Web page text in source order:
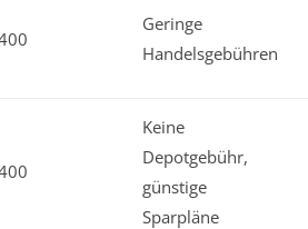
Geringe
Handelsgebühren
Keine
Depotgebühr,
günstige
Sparpläne